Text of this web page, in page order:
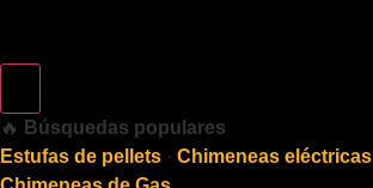
🔥 Búsquedas populares
Estufas de pellets · Chimeneas eléctricas